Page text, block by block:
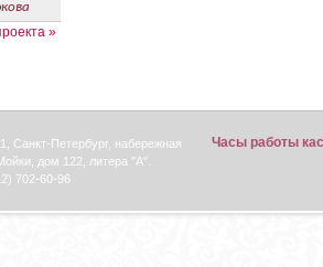
»
Санкт-Петербург, набережная
дом 122, литера "А".
702-60-96
Часы работы